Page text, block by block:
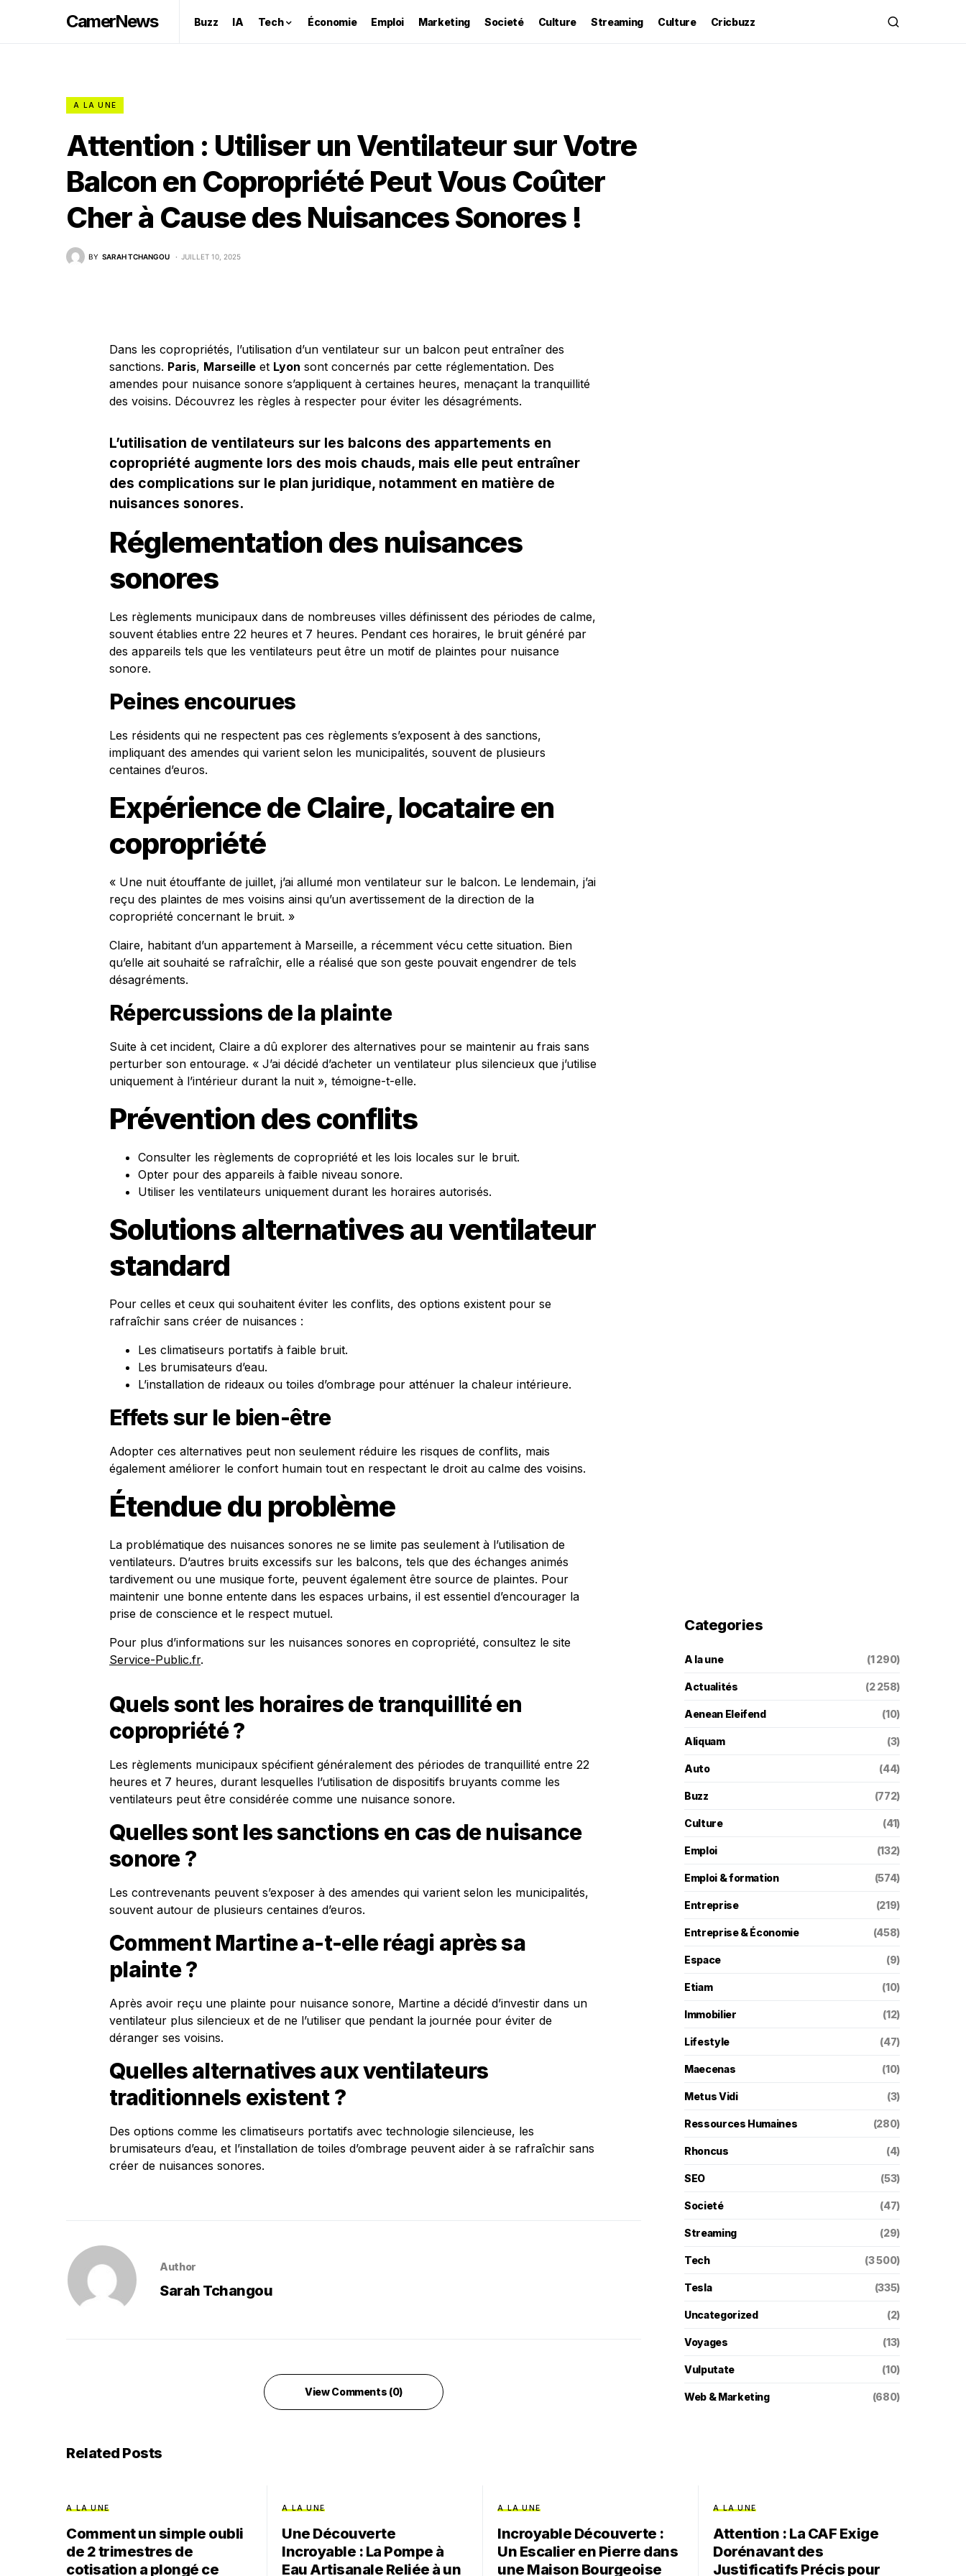
CamerNews Buzz IA Tech Économie Emploi Marketing Societé Culture Streaming Culture Cricbuzz
A LA UNE
Attention : Utiliser un Ventilateur sur Votre
Balcon en Copropriété Peut Vous Coûter
Cher à Cause des Nuisances Sonores !
BY SARAH TCHANGOU JUILLET 10, 2025
Dans les copropriétés, l’utilisation d’un ventilateur sur un balcon peut entraîner des
sanctions. Paris, Marseille et Lyon sont concernés par cette réglementation. Des
amendes pour nuisance sonore s’appliquent à certaines heures, menaçant la tranquillité
des voisins. Découvrez les règles à respecter pour éviter les désagréments.
L’utilisation de ventilateurs sur les balcons des appartements en
copropriété augmente lors des mois chauds, mais elle peut entraîner
des complications sur le plan juridique, notamment en matière de
nuisances sonores.
Réglementation des nuisances
sonores
Les règlements municipaux dans de nombreuses villes définissent des périodes de calme,
souvent établies entre 22 heures et 7 heures. Pendant ces horaires, le bruit généré par
des appareils tels que les ventilateurs peut être un motif de plaintes pour nuisance
sonore.
Peines encourues
Les résidents qui ne respectent pas ces règlements s’exposent à des sanctions,
impliquant des amendes qui varient selon les municipalités, souvent de plusieurs
centaines d’euros.
Expérience de Claire, locataire en
copropriété
« Une nuit étouffante de juillet, j’ai allumé mon ventilateur sur le balcon. Le lendemain, j’ai
reçu des plaintes de mes voisins ainsi qu’un avertissement de la direction de la
copropriété concernant le bruit. »
Claire, habitant d’un appartement à Marseille, a récemment vécu cette situation. Bien
qu’elle ait souhaité se rafraîchir, elle a réalisé que son geste pouvait engendrer de tels
désagréments.
Répercussions de la plainte
Suite à cet incident, Claire a dû explorer des alternatives pour se maintenir au frais sans
perturber son entourage. « J’ai décidé d’acheter un ventilateur plus silencieux que j’utilise
uniquement à l’intérieur durant la nuit », témoigne-t-elle.
Prévention des conflits
Consulter les règlements de copropriété et les lois locales sur le bruit.
Opter pour des appareils à faible niveau sonore.
Utiliser les ventilateurs uniquement durant les horaires autorisés.
Solutions alternatives au ventilateur
standard
Pour celles et ceux qui souhaitent éviter les conflits, des options existent pour se
rafraîchir sans créer de nuisances :
Les climatiseurs portatifs à faible bruit.
Les brumisateurs d’eau.
L’installation de rideaux ou toiles d’ombrage pour atténuer la chaleur intérieure.
Effets sur le bien-être
Adopter ces alternatives peut non seulement réduire les risques de conflits, mais
également améliorer le confort humain tout en respectant le droit au calme des voisins.
Étendue du problème
La problématique des nuisances sonores ne se limite pas seulement à l’utilisation de
ventilateurs. D’autres bruits excessifs sur les balcons, tels que des échanges animés
tardivement ou une musique forte, peuvent également être source de plaintes. Pour
maintenir une bonne entente dans les espaces urbains, il est essentiel d’encourager la
prise de conscience et le respect mutuel.
Pour plus d’informations sur les nuisances sonores en copropriété, consultez le site
Service-Public.fr.
Quels sont les horaires de tranquillité en
copropriété ?
Les règlements municipaux spécifient généralement des périodes de tranquillité entre 22
heures et 7 heures, durant lesquelles l’utilisation de dispositifs bruyants comme les
ventilateurs peut être considérée comme une nuisance sonore.
Quelles sont les sanctions en cas de nuisance
sonore ?
Les contrevenants peuvent s’exposer à des amendes qui varient selon les municipalités,
souvent autour de plusieurs centaines d’euros.
Comment Martine a-t-elle réagi après sa
plainte ?
Après avoir reçu une plainte pour nuisance sonore, Martine a décidé d’investir dans un
ventilateur plus silencieux et de ne l’utiliser que pendant la journée pour éviter de
déranger ses voisins.
Quelles alternatives aux ventilateurs
traditionnels existent ?
Des options comme les climatiseurs portatifs avec technologie silencieuse, les
brumisateurs d’eau, et l’installation de toiles d’ombrage peuvent aider à se rafraîchir sans
créer de nuisances sonores.
Author
Sarah Tchangou
View Comments (0)
Categories
A la une (1 290)
Actualités (2 258)
Aenean Eleifend (10)
Aliquam (3)
Auto (44)
Buzz (772)
Culture (41)
Emploi (132)
Emploi & formation (574)
Entreprise (219)
Entreprise & Économie (458)
Espace (9)
Etiam (10)
Immobilier (12)
Lifestyle (47)
Maecenas (10)
Metus Vidi (3)
Ressources Humaines (280)
Rhoncus (4)
SEO (53)
Societé (47)
Streaming (29)
Tech (3 500)
Tesla (335)
Uncategorized (2)
Voyages (13)
Vulputate (10)
Web & Marketing (680)
Related Posts
A LA UNE
Comment un simple oubli
de 2 trimestres de
cotisation a plongé ce
A LA UNE
Une Découverte
Incroyable : La Pompe à
Eau Artisanale Reliée à un
A LA UNE
Incroyable Découverte :
Un Escalier en Pierre dans
une Maison Bourgeoise
A LA UNE
Attention : La CAF Exige
Dorénavant des
Justificatifs Précis pour